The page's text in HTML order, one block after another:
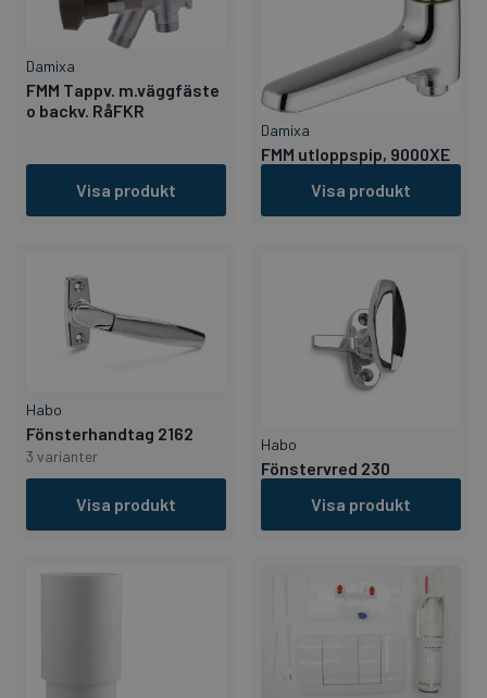
Damixa
FMM Tappv. m.väggfäste
o backv. RåFKR
Visa produkt
Damixa
FMM utloppspip, 9000XE
Visa produkt
Habo
Fönsterhandtag 2162
3 varianter
Visa produkt
Habo
Fönstervred 230
Visa produkt